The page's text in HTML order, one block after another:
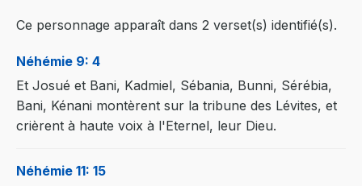
Ce personnage apparaît dans 2 verset(s) identifié(s).
Néhémie 9: 4
Et Josué et Bani, Kadmiel, Sébania, Bunni, Sérébia,
Bani, Kénani montèrent sur la tribune des Lévites, et
crièrent à haute voix à l'Eternel, leur Dieu.
Néhémie 11: 15